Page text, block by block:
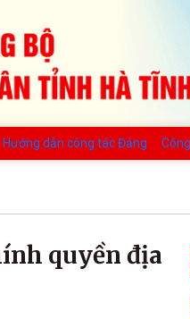
Hướng dẫn công tác Đảng
quyền địa